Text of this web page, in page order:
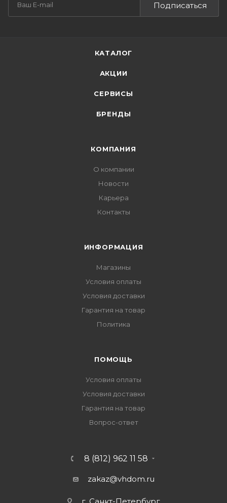
Подписаться
КАТАЛОГ
АКЦИИ
СЕРВИСЫ
БРЕНДЫ
КОМПАНИЯ
О компании
Новости
Карьера
Контакты
ИНФОРМАЦИЯ
Магазины
Условия оплаты
Условия доставки
Гарантия на товар
Политика
ПОМОЩЬ
Условия оплаты
Условия доставки
Гарантия на товар
Вопрос-ответ
8 (812) 962 11 58
zakaz@vhdom.ru